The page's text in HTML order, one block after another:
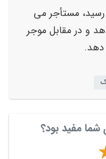
رسید، مستأجر می
و در مقابل موجر
دهد.
مفید بود؟